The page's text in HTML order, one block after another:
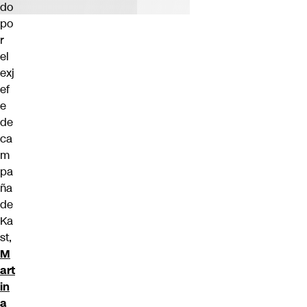
do
po
r
el
exj
ef
e
de
ca
m
pa
ña
de
Ka
st,
M
art
in
a